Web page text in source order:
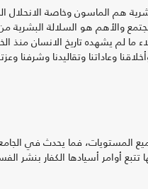
هم الماسون وخاصة الانحلال
والأهم هو السلالة البشرية من
لم يشهده تاريخ الانسان منذ
وعاداتنا وتقاليدنا وشرفنا
المستويات، فما يحدث في
أوامر أسيادها الكفار بنشر